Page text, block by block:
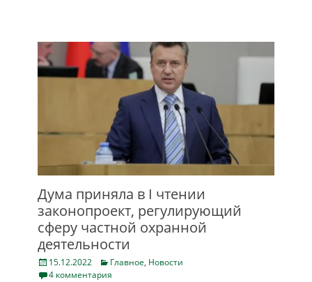
Дума приняла в I чтении
законопроект, регулирующий
сферу частной охранной
деятельности
Posted
on
15.12.2022 Categories
Главное, Новости
4 комментария